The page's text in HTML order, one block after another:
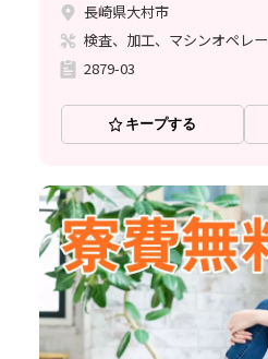
長崎県大村市
検査、加工、マシンオペレ
2879-03
キープする